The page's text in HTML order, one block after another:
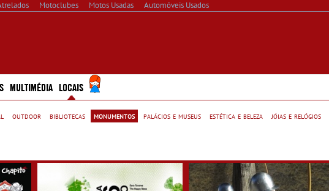
Motoclubes Motos Usadas Automóveis Usados
MULTIMÉDIA LOCAIS
outdoor bibliotecas monumentos palácios e museus estética e beleza jóias e relógios